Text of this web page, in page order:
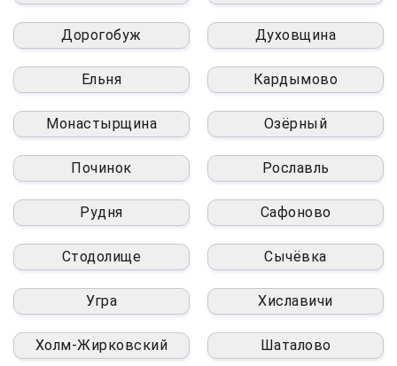
Дорогобуж Духовщина
Ельня Кардымово
Монастырщина Озёрный
Починок Рославль
Рудня Сафоново
Стодолище Сычёвка
Угра Хиславичи
Холм-Жирковский Шаталово